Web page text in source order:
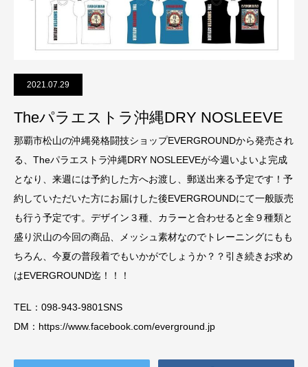
2021.07.29
Theパラエストラ沖縄DRY NOSLEEVE
那覇市松山の沖縄発格闘技ショップEVERGROUNDから発売され
る、Theパラエストラ沖縄DRY NOSLEEVEが今週いよいよ完成
となり、来週には予約した方へお渡し、郵送出来る予定です！予
約していただいた方にお届けした後EVERGROUNDにて一般販売
も行う予定です。デザイン３種、カラーと合わせると全９種類と
盛り沢山の今回の商品、メッシュ素材なのでトレーニングにもも
ちろん、今夏の普段着でもいかがでしょうか？？引き続きお求め
はEVERGROUND迄！！！
TEL：098-943-9801SNS
DM：https://www.facebook.com/everground.jp